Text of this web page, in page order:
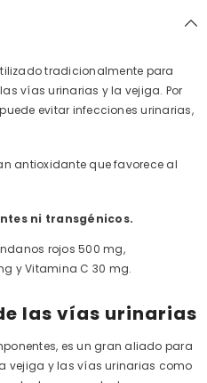
tradicionalmente para
vías urinarias y la vejiga. Por
evitar infecciones urinarias,
antioxidante que favorece al
ni transgénicos.
rojos 500 mg,
y Vitamina C 30 mg.
las vías urinarias
es un gran aliado para
vejiga y las vías urinarias como